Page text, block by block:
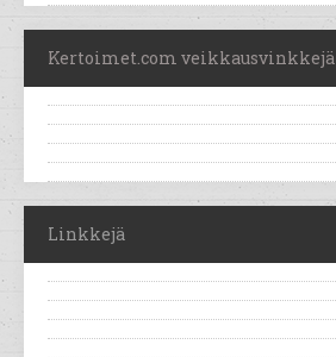
Kertoimet.com veikkausvinkkejä
Linkkejä